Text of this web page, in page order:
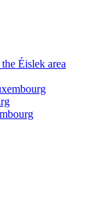
Éislek area